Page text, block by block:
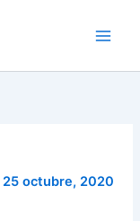
25 octubre, 2020